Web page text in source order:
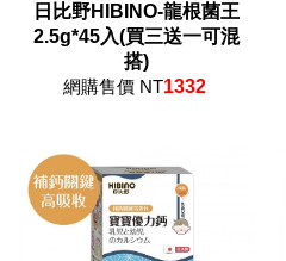
日比野HIBINO-龍根菌王
2.5g*45入(買三送一可混
搭)
網購售價 NT1332